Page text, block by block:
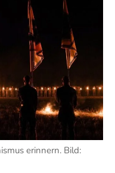
erinnern. Bild: